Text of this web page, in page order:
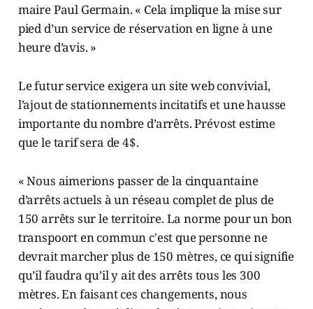
maire Paul Germain. « Cela implique la mise sur
pied d’un service de réservation en ligne à une
heure d’avis. »
Le futur service exigera un site web convivial,
l’ajout de stationnements incitatifs et une hausse
importante du nombre d’arrêts. Prévost estime
que le tarif sera de 4$.
« Nous aimerions passer de la cinquantaine
d’arrêts actuels à un réseau complet de plus de
150 arrêts sur le territoire. La norme pour un bon
transpoort en commun c'est que personne ne
devrait marcher plus de 150 mètres, ce qui signifie
qu’il faudra qu’il y ait des arrêts tous les 300
mètres. En faisant ces changements, nous